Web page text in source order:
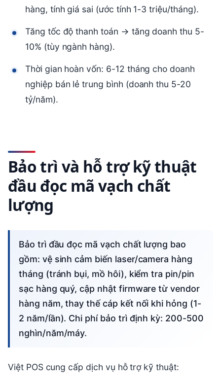
hàng, tính giá sai (ước tính 1-3 triệu/tháng).
Tăng tốc độ thanh toán → tăng doanh thu 5-
10% (tùy ngành hàng).
Thời gian hoàn vốn: 6-12 tháng cho doanh
nghiệp bán lẻ trung bình (doanh thu 5-20
tỷ/năm).
Bảo trì và hỗ trợ kỹ thuật
đầu đọc mã vạch chất
lượng
Bảo trì đầu đọc mã vạch chất lượng bao
gồm: vệ sinh cảm biến laser/camera hàng
tháng (tránh bụi, mồ hôi), kiểm tra pin/pin
sạc hàng quý, cập nhật firmware từ vendor
hàng năm, thay thế cáp kết nối khi hỏng (1-
2 năm/lần). Chi phí bảo trì định kỳ: 200-500
nghìn/năm/máy.
Việt POS cung cấp dịch vụ hỗ trợ kỹ thuật: